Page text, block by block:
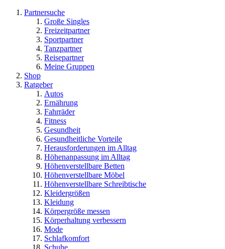
Partnersuche
Große Singles
Freizeitpartner
Sportpartner
Tanzpartner
Reisepartner
Meine Gruppen
Shop
Ratgeber
Autos
Ernährung
Fahrräder
Fitness
Gesundheit
Gesundheitliche Vorteile
Herausforderungen im Alltag
Höhenanpassung im Alltag
Höhenverstellbare Betten
Höhenverstellbare Möbel
Höhenverstellbare Schreibtische
Kleidergrößen
Kleidung
Körpergröße messen
Körperhaltung verbessern
Mode
Schlafkomfort
Schuhe